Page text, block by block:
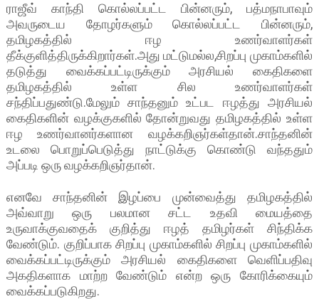
ராஜீவ் காந்தி கொல்லப்பட்ட பின்னரும், பத்மநாபாவும்
அவருடைய தோழர்களும் கொல்லப்பட்ட பின்னரும்,
தமிழகத்தில் ஈழ உணர்வாளர்கள்
தீக்குளித்திருக்கிறார்கள்.அது மட்டுமல்ல,சிறப்பு முகாம்களில்
தடுத்து வைக்கப்பட்டிருக்கும் அரசியல் கைதிகளை
தமிழகத்தில் உள்ள சில உணர்வாளர்கள்
சந்திப்பதுண்டு.மேலும் சாந்தனும் உட்பட ஈழத்து அரசியல்
கைதிகளின் வழக்குகளில் தோன்றுவது தமிழகத்தில் உள்ள
ஈழ உணர்வானர்களான வழக்கறிஞர்கள்தான்.சாந்தனின்
உடலை பொறுப்பெடுத்து நாட்டுக்கு கொண்டு வந்ததும்
அப்படி ஒரு வழக்கறிஞர்தான்.
எனவே சாந்தனின் இழப்பை முன்வைத்து தமிழகத்தில்
அவ்வாறு ஒரு பலமான சட்ட உதவி மையத்தை
உருவாக்குவதைக் குறித்து ஈழத் தமிழர்கள் சிந்திக்க
வேண்டும். குறிப்பாக சிறப்பு முகாம்களில் சிறப்பு முகாம்களில்
வைக்கப்பட்டிருக்கும் அரசியல் கைதிகளை வெளிப்பதிவு
அகதிகளாக மாற்ற வேண்டும் என்ற ஒரு கோரிக்கையும்
வைக்கப்படுகிறது.